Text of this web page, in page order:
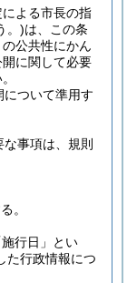
よる市長の指
。)は、この条
公共性にかん
に関して必要
について準用す
事項は、規則
。
行日」とい
た行政情報につ